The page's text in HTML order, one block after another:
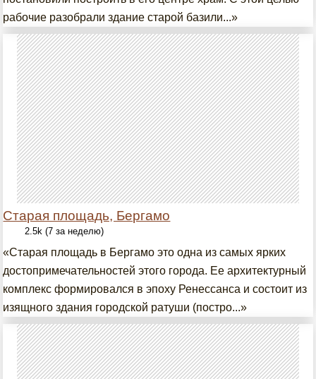
рабочие разобрали здание старой базили...»
Старая площадь, Бергамо
2.5k (7 за неделю)
«Старая площадь в Бергамо это одна из самых ярких
достопримечательностей этого города. Ее архитектурный
комплекс формировался в эпоху Ренессанса и состоит из
изящного здания городской ратуши (постро...»